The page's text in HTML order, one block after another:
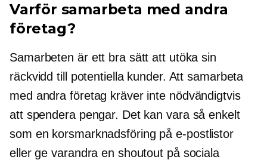
Varför samarbeta med andra
företag?
Samarbeten är ett bra sätt att utöka sin
räckvidd till potentiella kunder. Att samarbeta
med andra företag kräver inte nödvändigtvis
att spendera pengar. Det kan vara så enkelt
som en korsmarknadsföring på e-postlistor
eller ge varandra en shoutout på sociala